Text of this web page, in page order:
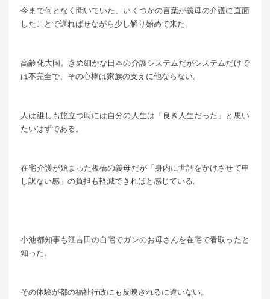
今まで何となく聞いていた、いくつかの言葉が義母の介護に直面
したことで遅ればせながら少し解り始めて来た。
高齢化大国、きめ細かな日本の介護システムだがシステムだけで
は不完全で、その心棒は家族の支えに他ならない。
人は誰しも旅立つ時には自分の人生は「良き人生だった」と思い
たいはずである。
在宅介護が始まった板橋の義母だが「身内に世話をかけさせて申
し訳ない感」の負担も軽減できればと感じている。
小池都知事も江古田の自宅でガンのお母さんを在宅で看取ったと
知った。
その体験が都の福祉行政にも反映されるに違いない。